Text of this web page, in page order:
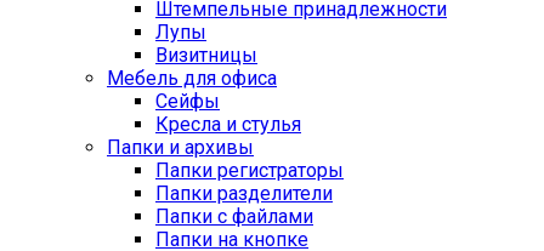
Штемпельные принадлежности
Лупы
Визитницы
Мебель для офиса
Сейфы
Кресла и стулья
Папки и архивы
Папки регистраторы
Папки разделители
Папки с файлами
Папки на кнопке